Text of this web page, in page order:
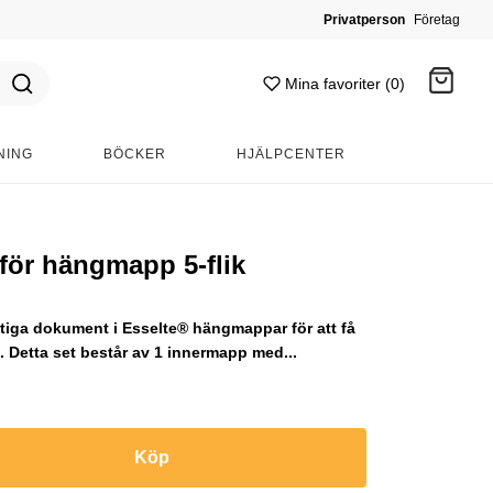
Privatperson Företag
Mina favoriter (0)
BÖCKER HJÄLPCENTER
hängmapp 5-flik
dokument i Esselte® hängmappar för att få
set består av 1 innermapp med...
Köp